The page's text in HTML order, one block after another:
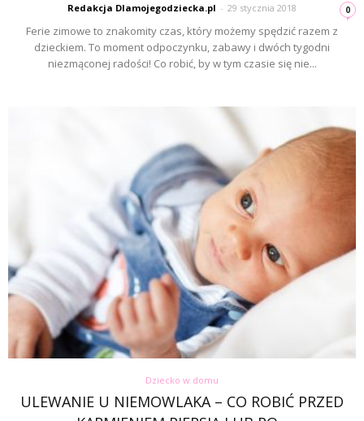
Redakcja Dlamojegodziecka.pl - 29 stycznia 2018 0
Ferie zimowe to znakomity czas, który możemy spędzić razem z
dzieckiem. To moment odpoczynku, zabawy i dwóch tygodni
niezmąconej radości! Co robić, by w tym czasie się nie...
Dziecko w domu
ULEWANIE U NIEMOWLAKA – CO ROBIĆ PRZED